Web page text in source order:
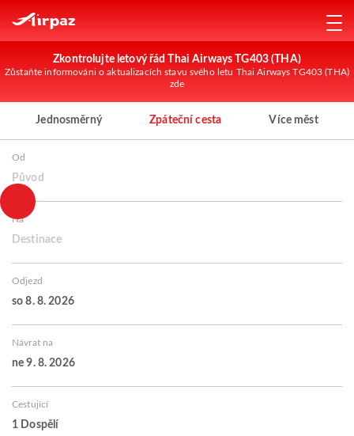
Zkontrolujte letový řád Thai Airways TG403 (THA)
Zůstaňte informováni o aktualizacích stavu svého letu Thai Airways TG403 (THA)
zde
Jednosměrný Zpáteční cesta Více měst
Od
Původ
Na
Destinace
Odjezd
so 8. 8. 2026
Návrat na
ne 9. 8. 2026
Cestující
1 Dospělí